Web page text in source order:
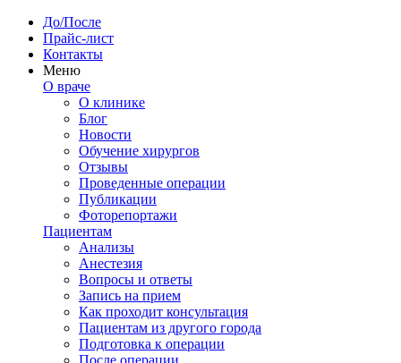
До/После
Прайс-лист
Контакты
Меню
О враче
О клинике
Блог
Новости
Обучение хирургов
Отзывы
Проведенные операции
Публикации
Фоторепортажи
Пациентам
Анализы
Анестезия
Вопросы и ответы
Запись на прием
Как проходит консультация
Пациентам из другого города
Подготовка к операции
После операции